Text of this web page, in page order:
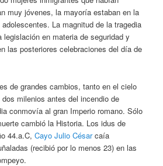
muy jóvenes, la mayoría estaban en la
La magnitud de la tragedia
legislación en materia de seguridad y
las posteriores celebraciones del día de
de grandes cambios, tanto en el cielo
milenios antes del incendio de
conmovía al gran Imperio romano. Sólo
cambió la Historia. Los idus de
44.a.C,Cayo Julio Césarcaía
(recibió por lo menos 23) en las